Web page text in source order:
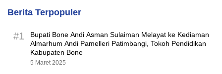
Berita Terpopuler
#1
Bupati Bone Andi Asman Sulaiman Melayat ke Kediaman
Almarhum Andi Pamelleri Patimbangi, Tokoh Pendidikan
Kabupaten Bone
5 Maret 2025